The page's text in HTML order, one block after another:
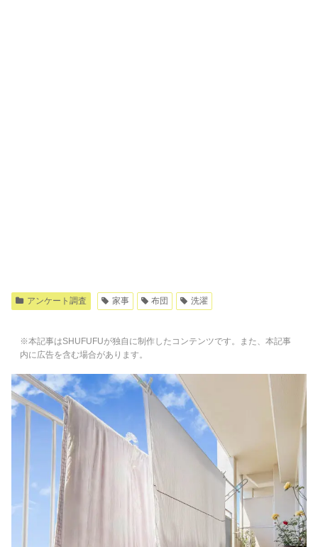
アンケート調査 家事 布団 洗濯
※本記事はSHUFUFUが独自に制作したコンテンツです。また、本記事
内に広告を含む場合があります。